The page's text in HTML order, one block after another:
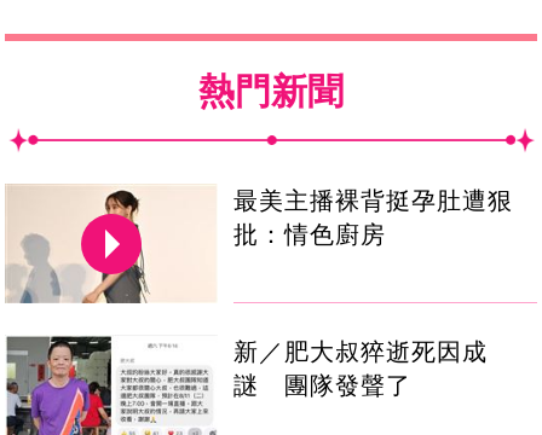
熱門新聞
最美主播裸背挺孕肚遭狠
批：情色廚房
新／肥大叔猝逝死因成
謎 團隊發聲了